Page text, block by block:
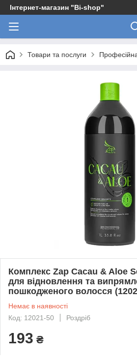
Інтернет-магазин "Bi-shop"
Товари та послуги
Комплекс Zap Cacau & Aloe
для відновлення та
пошкодженого волосся
Немає в наявності
Код: 12021-50
Роздріб
193 ₴